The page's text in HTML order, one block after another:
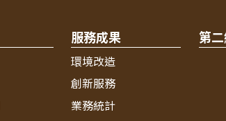
服務成果
環境改造
創新服務
業務統計
第